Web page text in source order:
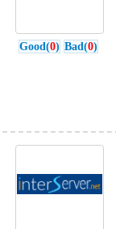
Good(0) Bad(0)